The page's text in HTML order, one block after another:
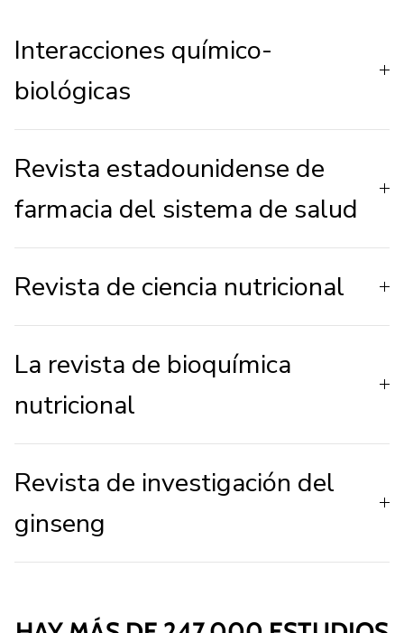
Interacciones químico-
biológicas
Revista estadounidense de
farmacia del sistema de salud
Revista de ciencia nutricional
La revista de bioquímica
nutricional
Revista de investigación del
ginseng